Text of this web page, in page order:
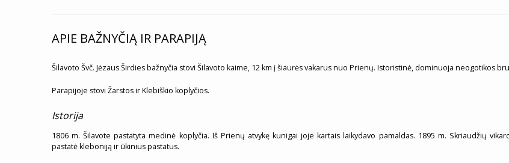
APIE BAŽNYČIĄ IR PARAPIJĄ
Šilavoto Švč. Jėzaus Širdies bažnyčia stovi Šilavoto kaime, 12 km į šiaurės vakarus nuo Prienų. Istoristinė, dominuoja neogotikos
Parapijoje stovi Žarstos ir Klebiškio koplyčios.
Istorija
1806 m. Šilavote pastatyta medinė koplyčia. Iš Prienų atvykę kunigai joje kartais laikydavo pamaldas. 1895 m. Skriaudžių
pastatė kleboniją ir ūkinius pastatus.